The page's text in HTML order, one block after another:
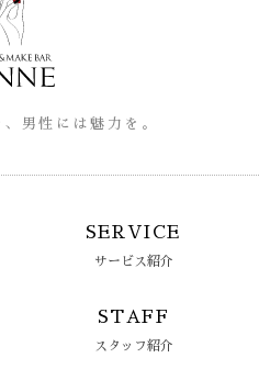
男性には魅力を。
SERVICE
サービス紹介
STAFF
スタッフ紹介